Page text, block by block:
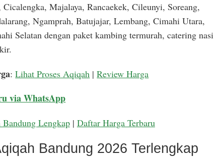
Majalaya, Rancaekek, Cileunyi, Soreang,
Ngamprah, Batujajar, Lembang, Cimahi Utara,
Selatan dengan paket kambing termurah, catering nasi
:Lihat Proses Aqiqah |Review Harga
via WhatsApp
Lengkap| Daftar Harga Terbaru
Bandung 2026 Terlengkap